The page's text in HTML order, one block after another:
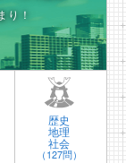
り！
歴史
地理
社会
（127問）